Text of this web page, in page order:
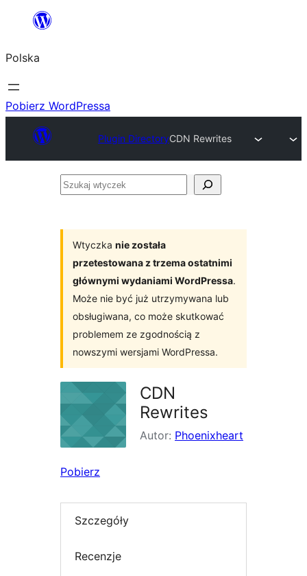
Przejdź
treści
Polska
Pobierz WordPressa
Plugin DirectoryCDN Rewrites
Szukaj
Wtyczka nie została
przetestowana z trzema ostatnimi
głównymi wydaniami WordPressa.
Może nie być już utrzymywana lub
obsługiwana, co może skutkować
problemem ze zgodnością z
nowszymi wersjami WordPressa.
CDN
Rewrites
Autor: Phoenixheart
Pobierz
Szczegóły
Recenzje